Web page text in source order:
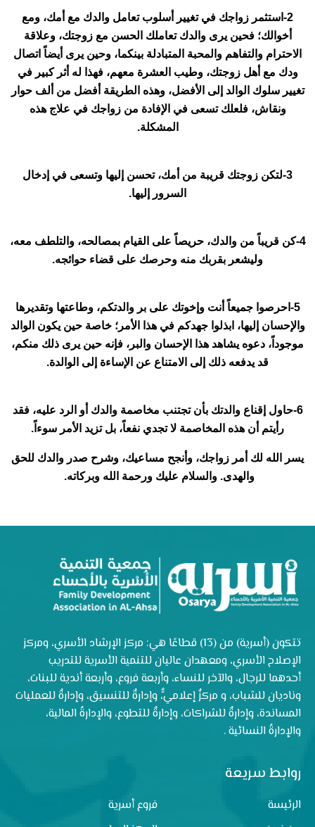
2-استثمر زواجك في تغيير أسلوب تعامل والدك مع أمك، ومع
أخوالك؛ فحين يرى والدك تعاملك الحسن مع زوجتك، وعلاقة
الاحترام والتفاهم والمحبة المتبادلة بينكما، وحين يرى أيضاً اتصال
ودك مع أهل زوجتك، وطيب العشرة معهم، فهذا له أثر كبير في
تغيير سلوك الوالد إلى الأفضل، وهذه الطريقة أفضل من ألف حوار
ونقاش، فلعلك تسعى في الإفادة من زواجك في علاج هذه
المشكلة.
3-لتكن زوجتك قريبة من أمك، تحسن إليها وتسعى في إدخال
السرور إليها.
4-كن قريباً من والدك، حريصاً على القيام بمصالحه، والتلطف معه،
وليشعر بقربك منه وحرصك على قضاء حوائجه.
5-احرصوا جميعاً أنت وإخوتك على بر والدتكم، وطاعتها وتقديرها
والإحسان إليها، ابذلوا جهدكم في هذا الأمر؛ خاصة حين يكون الوالد
موجوداً، دعوه يشاهد هذا الإحسان والبر، فإنه حين يرى ذلك منكم،
قد يدفعه ذلك إلى الامتناع عن الإساءة إلى الوالدة.
6-حاول إقناع والدتك بأن تجتنب مخاصمة والدك أو الرد عليه، فقد
رأيتم أن هذه المخاصمة لا تجدي نفعاً، بل تزيد الأمر سوءاً.
يسر الله لك أمر زواجك، وأنجح مساعيك، وشرح صدر والدك للحق
والهدى. والسلام عليك ورحمة الله وبركاته.
تتكون (أسرية) من (13) قطاعًا هي: مركز الإرشاد الأسري، ومركز
الإصلاح الأسري، ومعهدان عاليان للتنمية الأسرية للتدريب
أحدهما للرجال، والآخر للنساء، وأربعة فروع، وأربعة أندية للبنات،
وناديان للشباب، و مركزٌ إعلاميٌّ، وإدارةٌ للتنسيق، وإدارةٌ للعمليات
المساندة، وإدارةٌ للشراكات، وإدارةٌ للتطوع، والإدارةُ المالية،
والإدارةُ النسائية .
روابط سريعة
الرئيسة
فروع أسرية